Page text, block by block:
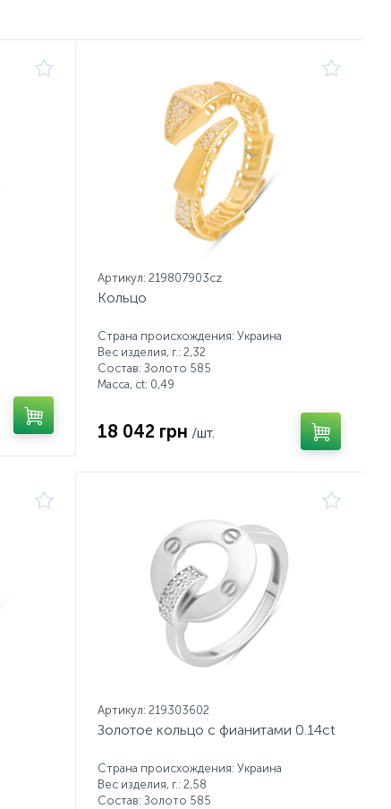
Артикул: 219807903cz
Кольцо
Страна происхождения: Украина
Вес изделия, г.: 2,32
Состав: Золото 585
Масса, ct: 0,49
18 042 грн /шт.
Артикул: 219303602
Золотое кольцо с фианитами 0.14ct
Страна происхождения: Украина
Вес изделия, г.: 2,58
Состав: Золото 585